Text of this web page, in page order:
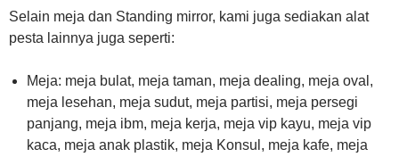
Selain meja dan Standing mirror, kami juga sediakan alat
pesta lainnya juga seperti:
Meja: meja bulat, meja taman, meja dealing, meja oval,
meja lesehan, meja sudut, meja partisi, meja persegi
panjang, meja ibm, meja kerja, meja vip kayu, meja vip
kaca, meja anak plastik, meja Konsul, meja kafe, meja